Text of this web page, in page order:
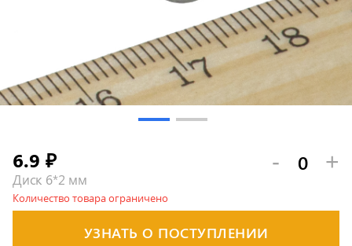
Диск 6*2 мм
6.9 ₽ - +
УЗНАТЬ О ПОСТУПЛЕНИИ
Количество товара ограничено